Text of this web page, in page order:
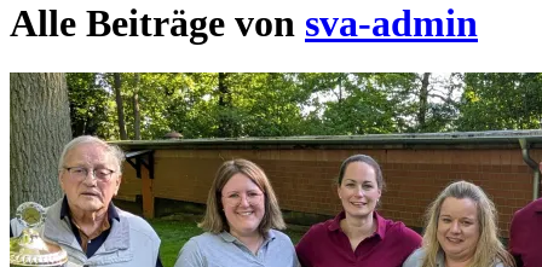
Alle Beiträge von sva-admin